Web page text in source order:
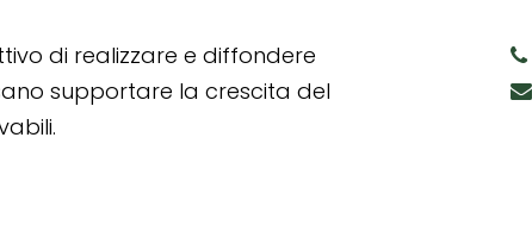
di realizzare e diffondere
supportare la crescita del